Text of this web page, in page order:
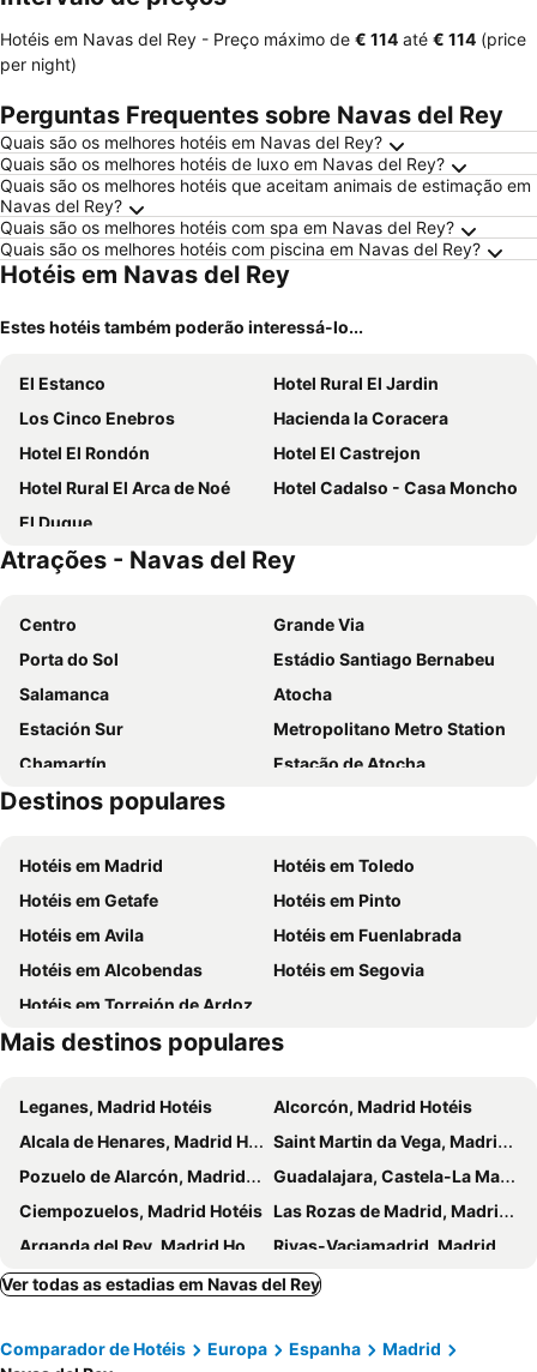
Hotéis em Navas del Rey - Preço máximo de ‎€ 114 até ‎€ 114 (price
per night)
Perguntas Frequentes sobre Navas del Rey
Quais são os melhores hotéis em Navas del Rey?
Quais são os melhores hotéis de luxo em Navas del Rey?
Quais são os melhores hotéis que aceitam animais de estimação em
Navas del Rey?
Quais são os melhores hotéis com spa em Navas del Rey?
Quais são os melhores hotéis com piscina em Navas del Rey?
Hotéis em Navas del Rey
Estes hotéis também poderão interessá-lo...
El Estanco
Hotel Rural El Jardin
Los Cinco Enebros
Hacienda la Coracera
Hotel El Rondón
Hotel El Castrejon
Hotel Rural El Arca de Noé
Hotel Cadalso - Casa Moncho
El Duque
Atrações - Navas del Rey
Centro
Grande Via
Porta do Sol
Estádio Santiago Bernabeu
Salamanca
Atocha
Estación Sur
Metropolitano Metro Station
Chamartín
Estação de Atocha
Praça Central /maior
Parque de Atracciones de Madrid
Parque Retiro
Palacio de Vistalegre
Caja Mágica
Museu Nacional do Prado
Chamberí
Palacio de la Sagra
Río de Aldea del Fresno
Safari Madrid
pantano de san juan
Día de la Merienda
Robledo de Chavela
Jardins de Sabatini
Cuatro torres Business Area
Bellas Artes
Vista Alegre
Móstoles Central Metro Station
Recorrido literario por el barrio de Las Letras
Teatro Compac Gran Via
Conservatorio Metro Station
Fuentelarreina
Destinos populares
Hotéis em Madrid
Hotéis em Toledo
Hotéis em Getafe
Hotéis em Pinto
Hotéis em Avila
Hotéis em Fuenlabrada
Hotéis em Alcobendas
Hotéis em Segovia
Hotéis em Torrejón de Ardoz
Mais destinos populares
Leganes, Madrid Hotéis
Alcorcón, Madrid Hotéis
Alcala de Henares, Madrid Hotéis
Saint Martin da Vega, Madrid Hotéis
Pozuelo de Alarcón, Madrid Hotéis
Guadalajara, Castela-La Mancha Hotéis
Ciempozuelos, Madrid Hotéis Las Rozas de Madrid, Madrid Hotéis
Arganda del Rey, Madrid Hotéis
Rivas-Vaciamadrid, Madrid Hotéis
San Sebastián de los Reyes, Madrid Hotéis
Tres Cantos, Madrid Hotéis
Hormigos, Castela-La Mancha Hotéis
El Espinar, Castela e Leão Hotéis
Ver todas as estadias em Navas del Rey
Comparador de Hotéis Europa Espanha
Madrid